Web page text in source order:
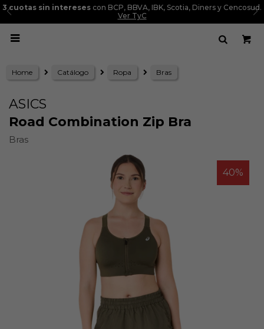
3 cuotas sin intereses con BCP, BBVA, IBK, Scotia, Diners y Cencosud.
Ver TyC

Home Catálogo Ropa Bras
ASICS
Road Combination Zip Bra
Bras
40